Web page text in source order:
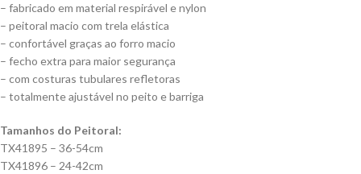
– fabricado em material respirável e nylon
– peitoral macio com trela elástica
– confortável graças ao forro macio
– fecho extra para maior segurança
– com costuras tubulares refletoras
– totalmente ajustável no peito e barriga
Tamanhos do Peitoral:
TX41895 – 36-54cm
TX41896 – 24-42cm